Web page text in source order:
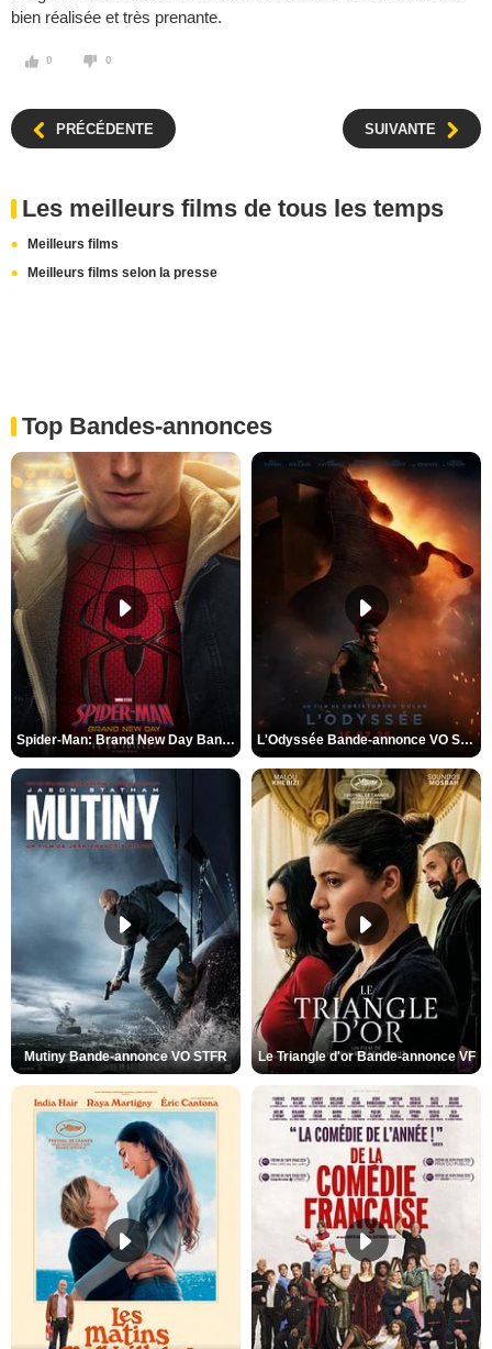
bien réalisée et très prenante.
0 0
PRÉCÉDENTE SUIVANTE
Les meilleurs films de tous les temps
Meilleurs films
Meilleurs films selon la presse
Top Bandes-annonces
Spider-Man: Brand New Day Bande-annonce VO STFR L'Odyssée Bande-annonce VO STFR
Mutiny Bande-annonce VO STFR Le Triangle d'or Bande-annonce VF